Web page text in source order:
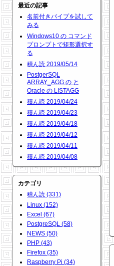
最近の記事
名前付きパイプを試して
みる
Windows10 の コマンド
プロンプトで矩形選択す
る
積ん読 2019/05/14
PostgerSQL
ARRAY_AGG の と
Oracle の LISTAGG
積ん読 2019/04/24
積ん読 2019/04/23
積ん読 2019/04/18
積ん読 2019/04/12
積ん読 2019/04/11
積ん読 2019/04/08
カテゴリ
積ん読 (331)
Linux (152)
Excel (67)
PostgreSQL (58)
NEWS (50)
PHP (43)
Firefox (35)
Raspberry Pi (34)